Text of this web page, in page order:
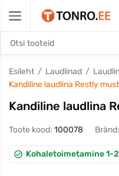
Esileht Laudlinad
Kandiline laudlina Restly
Kandiline laudlina
Toote kood: 100078 Bränd:
Kohaletoimetamine 1-